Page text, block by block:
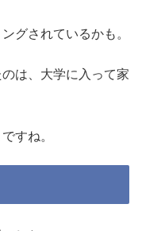
グされているかも。
は、大学に入って家
すね。